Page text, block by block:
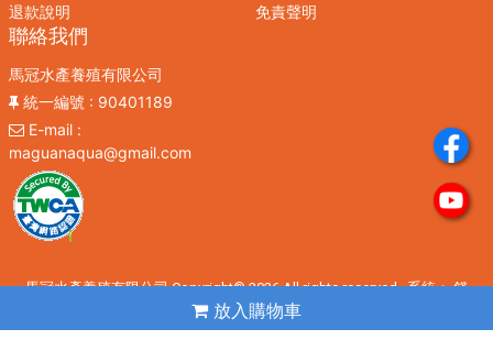
退款說明
免責聲明
聯絡我們
馬冠水產養殖有限公司
統一編號 : 90401189
E-mail:
maguanaqua@gmail.com
馬冠水產養殖有限公司 Copyright© 2026 All rights reserved. 系統：錢
老闆雲平台
放入購物車